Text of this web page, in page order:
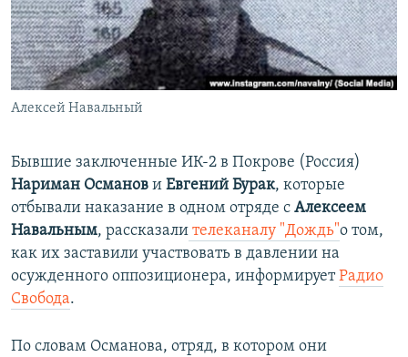
ПОБЕДИТЕЛЕЙ НЕ СУДЯТ?
КРЫМ.НЕПОКОРЕННЫЙ
ELIFBE
УКРАИНСКАЯ ПРОБЛЕМА КРЫМА
ПРИСОЕДИНЯЙТЕСЬ!
Алексей Навальный
Бывшие заключенные ИК-2 в Покрове (Россия)
Нариман Османов и Евгений Бурак, которые
отбывали наказание в одном отряде с Алексеем
Навальным, рассказали телеканалу "Дождь"о том,
как их заставили участвовать в давлении на
осужденного оппозиционера, информируетРадио
Свобода.
По словам Османова, отряд, в котором они